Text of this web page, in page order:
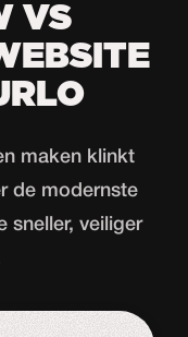
VS
maken klinkt
de modernste
sneller, veiliger